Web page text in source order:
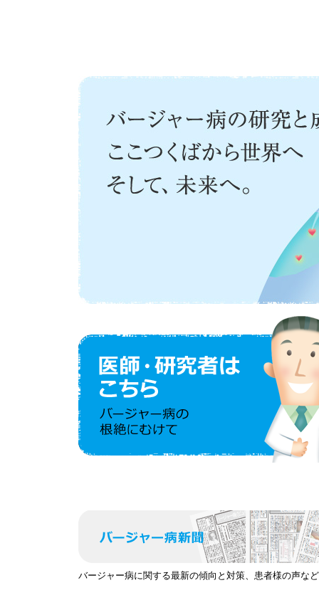
バージャー病に関する最新の傾向と対策、患者様の声な